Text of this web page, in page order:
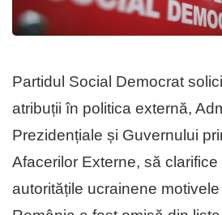
Partidul Social Democrat
atribuții în politica externă,
Prezidențiale și Guvernului
Afacerilor Externe, să
autoritățile ucrainene